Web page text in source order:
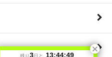
残り3日と 13:44:48